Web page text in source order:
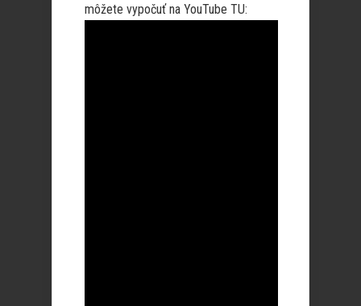
môžete vypočuť na YouTube TU: